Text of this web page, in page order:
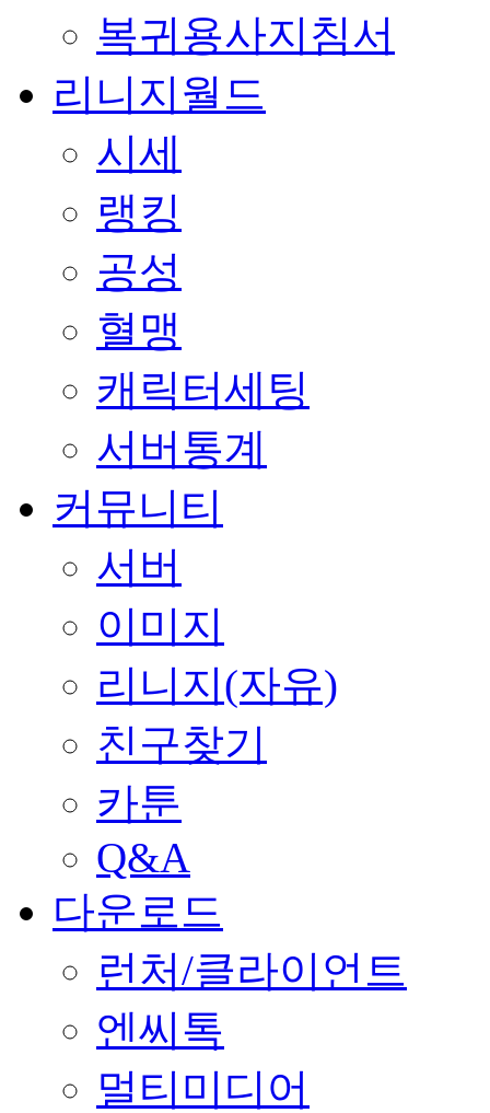
복귀용사지침서
리니지월드
시세
랭킹
공성
혈맹
캐릭터세팅
서버통계
커뮤니티
서버
이미지
리니지(자유)
친구찾기
카툰
Q&A
다운로드
런처/클라이언트
엔씨톡
멀티미디어